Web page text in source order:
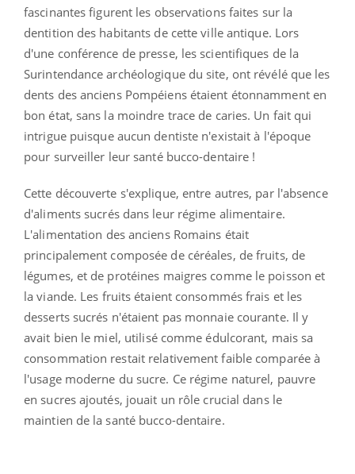
fascinantes figurent les observations faites sur la
dentition des habitants de cette ville antique. Lors
d'une conférence de presse, les scientifiques de la
Surintendance archéologique du site, ont révélé que les
dents des anciens Pompéiens étaient étonnamment en
bon état, sans la moindre trace de caries. Un fait qui
intrigue puisque aucun dentiste n'existait à l'époque
pour surveiller leur santé bucco-dentaire !
Cette découverte s'explique, entre autres, par l'absence
d'aliments sucrés dans leur régime alimentaire.
L'alimentation des anciens Romains était
principalement composée de céréales, de fruits, de
légumes, et de protéines maigres comme le poisson et
la viande. Les fruits étaient consommés frais et les
desserts sucrés n'étaient pas monnaie courante. Il y
avait bien le miel, utilisé comme édulcorant, mais sa
consommation restait relativement faible comparée à
l'usage moderne du sucre. Ce régime naturel, pauvre
en sucres ajoutés, jouait un rôle crucial dans le
maintien de la santé bucco-dentaire.